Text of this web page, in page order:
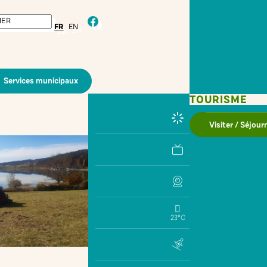
FR EN facebook
Services municipaux
TOURISME
Visiter /
23°C